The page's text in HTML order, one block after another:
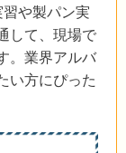
習や製パン実
して、現場で
。業界アルバ
い方にぴった